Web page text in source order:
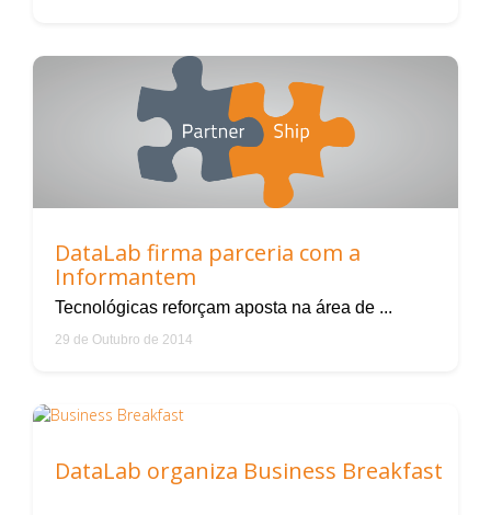
DataLab firma parceria com a
Informantem
Tecnológicas reforçam aposta na área de ...
29 de Outubro de 2014
DataLab organiza Business Breakfast